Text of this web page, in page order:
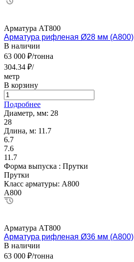
Арматура АТ800
Арматура рифленая Ø28 мм (А800)
В наличии
63 000 ₽/тонна
304.34 ₽/
метр
В корзину
Подробнее
Диаметр, мм: 28
28
Длина, м: 11.7
6.7
7.6
11.7
Форма выпуска : Прутки
Прутки
Класс арматуры: А800
А800
Арматура АТ800
Арматура рифленая Ø36 мм (А800)
В наличии
63 000 ₽/тонна